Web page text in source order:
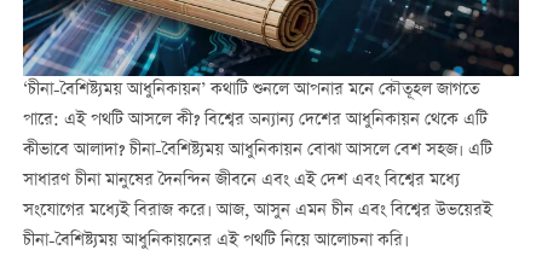
‘চীনা-বৈশিষ্ট্যময় আধুনিকায়ন’ কথাটি শুনলে আপনার মনে কৌতূহল জাগতে
পারে: এই পথটি আসলে কী? বিশ্বের অন্যান্য দেশের আধুনিকায়ন থেকে এটি
কীভাবে আলাদা? চীনা-বৈশিষ্ট্যময় আধুনিকায়ন বোঝা আসলে বেশ সহজ। এটি
সাধারণ চীনা মানুষের দৈনন্দিন জীবনে এবং এই দেশ এবং বিশ্বের মধ্যে
সংযোগের মধ্যেই বিরাজ করে। আজ, আসুন এমন চীন এবং বিশ্বের উভয়েরই
চীনা-বৈশিষ্ট্যময় আধুনিকায়নের এই পথটি নিয়ে আলোচনা করি।